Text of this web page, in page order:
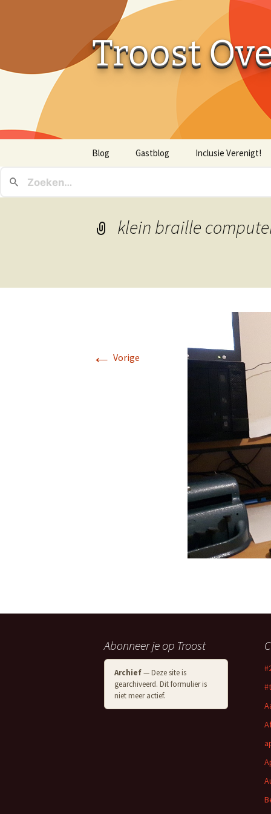
Troost
Blog Gastblog Inclusie Verenigt!
klein braille
← Vorige
Abonneer je op Troost
Archief— Deze site is
gearchiveerd. Dit formulier is
niet meer actief.